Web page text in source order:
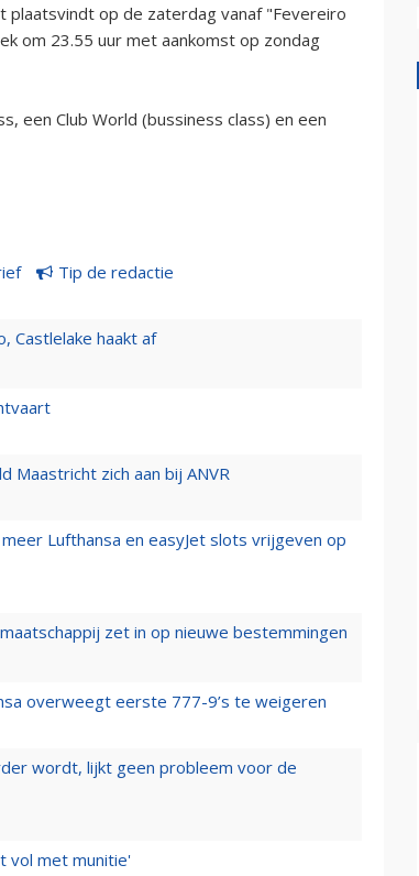
op de zaterdag vanaf "Fevereiro
om 23.55 uur met aankomst op zondag
een Club World (bussiness class) en een
Tip de redactie
Castlelake haakt af
Maastricht zich aan bij ANVR
Lufthansa en easyJet slots vrijgeven op
zet in op nieuwe bestemmingen
overweegt eerste 777-9’s te weigeren
wordt, lijkt geen probleem voor de
vol met munitie'